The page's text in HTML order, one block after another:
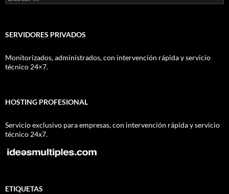
SERVIDORES PRIVADOS
Monitorizados, administrados, con intervención rápida y servicio
técnico 24×7.
HOSTING PROFESIONAL
Servicio exclusivo para empresas, con intervención rápida y servicio
técnico 24x7.
ETIQUETAS